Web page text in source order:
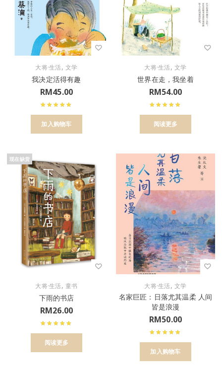
大将·生活,文学
我决定活得有趣
RM45.00
加入购物车
大将·生活,文学
世界在走，我坐着
RM54.00
阅读更多
现在缺货
大将·生活,童书
下雨的书店
RM26.00
阅读更多
大将·生活,文学
名家巨匠：日落尤其温柔 人间
皆是浪漫
RM50.00
加入购物车